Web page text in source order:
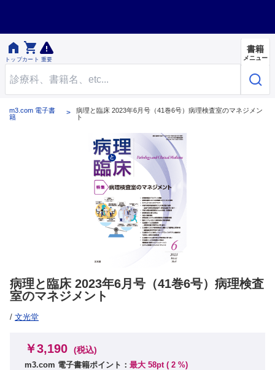

トップ

カート 重要
書籍
メニュー
m3.com 電子書
籍
病理と臨床 2023年6月号（41巻6号）病理検査室のマネジメン
ト
病理と臨床 2023年6月号（41巻6号）病理検査
室のマネジメント
/ 文光堂
￥3,190 (税込)
m3.com 電子書籍ポイント： 最大 58pt ( 2 %)